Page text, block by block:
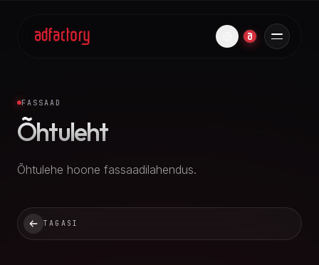
FASSAAD
Õhtuleht
Õhtulehe hoone fassaadilahendus.
TAGASI